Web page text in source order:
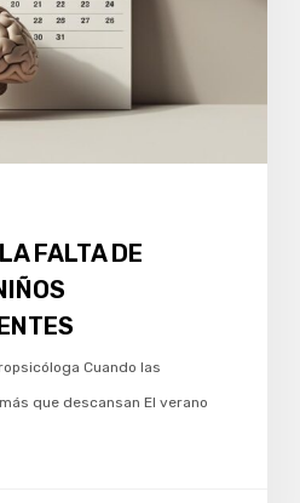
FALTA DE
Cuando las
que descansan El verano